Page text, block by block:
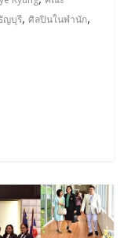
ญบุรี,ศิลปินในพำนัก,